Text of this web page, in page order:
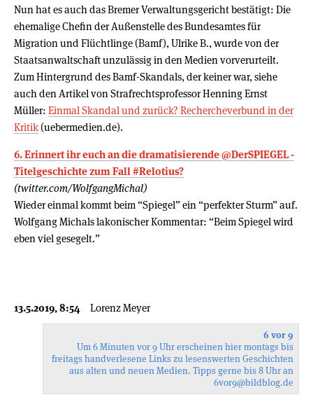
Nun hat es auch das Bremer Verwaltungsgericht bestätigt: Die
ehemalige Chefin der Außenstelle des Bundesamtes für
Migration und Flüchtlinge (Bamf), Ulrike B., wurde von der
Staatsanwaltschaft unzulässig in den Medien vorverurteilt.
Zum Hintergrund des Bamf-Skandals, der keiner war, siehe
auch den Artikel von Strafrechtsprofessor Henning Ernst
Müller: Einmal Skandal und zurück? Recherche­verbund in der
Kritik (uebermedien.de).
6. Erinnert ihr euch an die dramatisierende @DerSPIEGEL -
Titelgeschichte zum Fall #Relotius?
(twitter.com/WolfgangMichal)
Wieder einmal kommt beim “Spiegel” ein “perfekter Sturm” auf.
Wolfgang Michals lakonischer Kommentar: “Beim Spiegel wird
eben viel gesegelt.”
13.5.2019, 8:54 Lorenz Meyer
6 vor 9
Um 6 Minuten vor 9 Uhr erscheinen hier montags bis
freitags handverlesene Links zu lesenswerten Geschichten
aus alten und neuen Medien. Tipps gerne bis 8 Uhr an
6vor9@bildblog.de